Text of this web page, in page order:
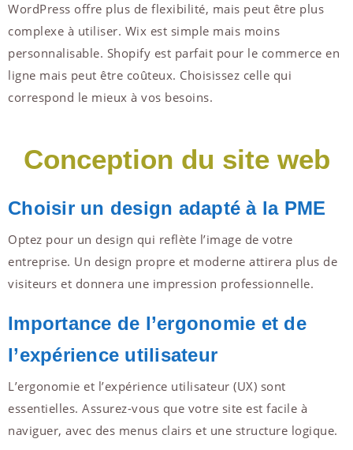
WordPress offre plus de flexibilité, mais peut être plus
complexe à utiliser. Wix est simple mais moins
personnalisable. Shopify est parfait pour le commerce en
ligne mais peut être coûteux. Choisissez celle qui
correspond le mieux à vos besoins.
Conception du site web
Choisir un design adapté à la PME
Optez pour un design qui reflète l’image de votre
entreprise. Un design propre et moderne attirera plus de
visiteurs et donnera une impression professionnelle.
Importance de l’ergonomie et de
l’expérience utilisateur
L’ergonomie et l’expérience utilisateur (UX) sont
essentielles. Assurez-vous que votre site est facile à
naviguer, avec des menus clairs et une structure logique.